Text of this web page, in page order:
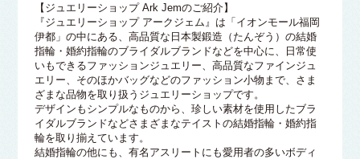
【ジュエリーショップ Ark Jemのご紹介】
『ジュエリーショップ アークジェム』は「イオンモール福岡
伊都」の中にある、高品質な日本製鍛造（たんぞう）の結婚
指輪・婚約指輪のブライダルブランドなどを中心に、日常使
いもできるファッションジュエリー、高品質なファインジュ
エリー、そのほかバッグなどのファッション小物まで、さま
ざまな品物を取り扱うジュエリーショップです。
デザインもシンプルなものから、珍しい素材を使用したブラ
イダルブランドなどさまざまなテイストの結婚指輪・婚約指
輪を取り揃えています。
結婚指輪の他にも、有名アスリートにも愛用者の多いボディ